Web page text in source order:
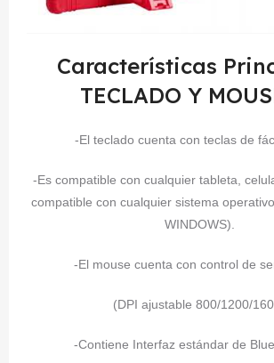
Características
TECLADO Y
-El teclado cuenta con teclas de
-Es compatible con cualquier tableta,
compatible con cualquier sistema
WINDOWS).
-El mouse cuenta con control de
(DPI ajustable 800/1200/
-Contiene Interfaz estándar de